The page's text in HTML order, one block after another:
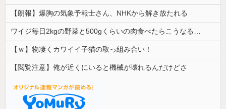
【朗報】爆胸の気象予報士さん、NHKから解き放たれる
ワイジ毎日2kgの野菜と500gくらいの肉食べたらこうなるｗｗｗ
【ｗ】物凄くカワイイ子猫の取っ組み合い！
【閲覧注意】俺が近くにいると機械が壊れるんだけどさ